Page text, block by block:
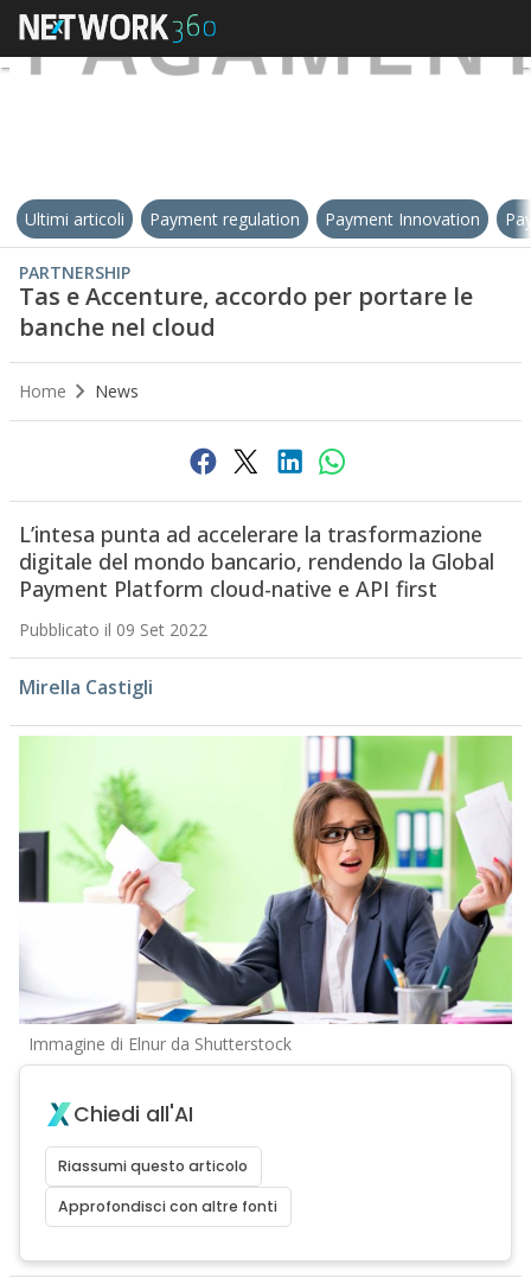
Ultimi articoli Payment regulation Payment Innovation
PARTNERSHIP
Tas e Accenture, accordo per portare le
banche nel cloud
Home News
L’intesa punta ad accelerare la trasformazione
digitale del mondo bancario, rendendo la Global
Payment Platform cloud-native e API first
Pubblicato il 09 Set 2022
Mirella Castigli
Immagine di Elnur da Shutterstock
Chiedi all'AI
Riassumi questo articolo
Approfondisci con altre fonti